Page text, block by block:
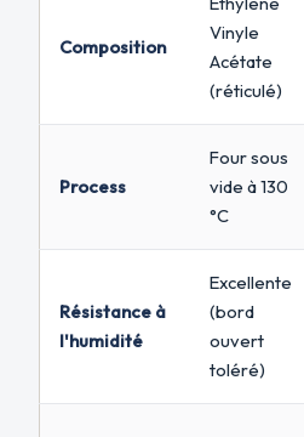
Composition
Vinyle
Acétate
(réticulé)
Process
Four sous
vide à 130
°C
Résistance à
l'humidité
Excellente
(bord
ouvert
toléré)